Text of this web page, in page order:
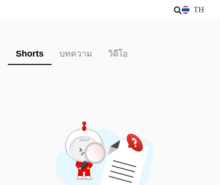
TH
Shorts บทความ วิดีโอ